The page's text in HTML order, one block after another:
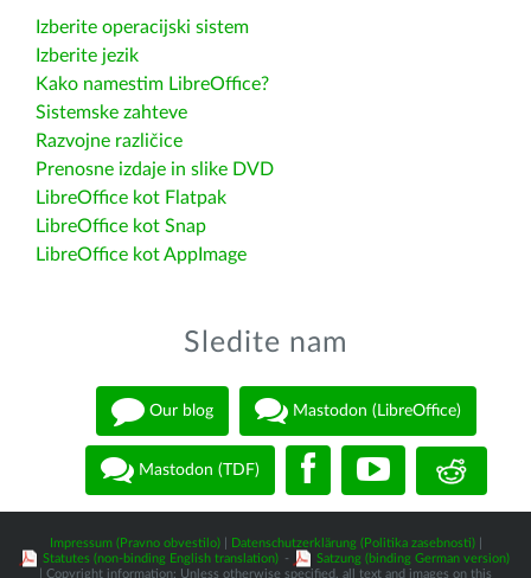
Izberite operacijski sistem
Izberite jezik
Kako namestim LibreOffice?
Sistemske zahteve
Razvojne različice
Prenosne izdaje in slike DVD
LibreOffice kot Flatpak
LibreOffice kot Snap
LibreOffice kot AppImage
Sledite nam
Our blog Mastodon (LibreOffice)
Mastodon (TDF)
Impressum (Pravno obvestilo)| Datenschutzerklärung (Politika zasebnosti)|
Statutes (non-binding English translation) -
Satzung (binding German version)
| Copyright information: Unless otherwise specified, all text and images on this